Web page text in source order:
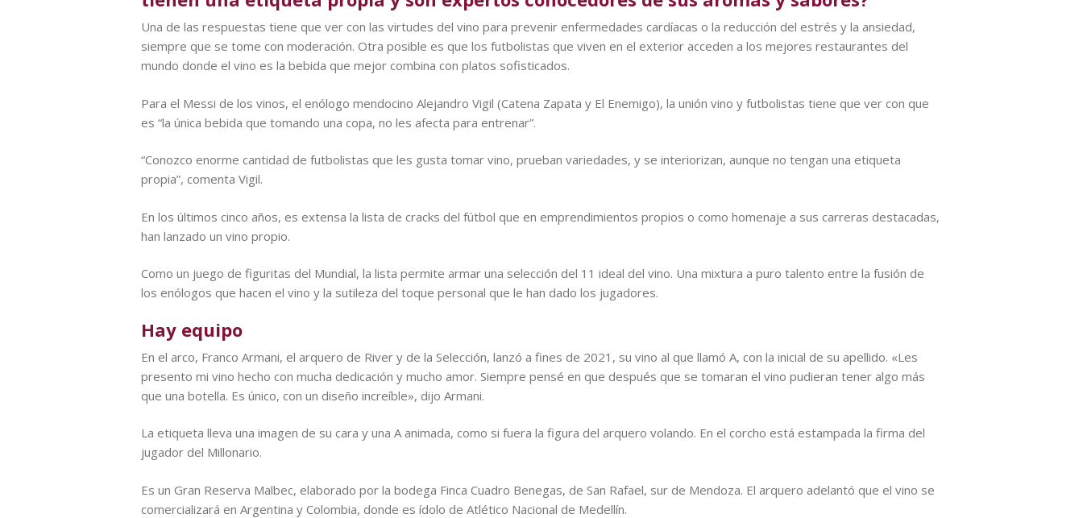
Una de las respuestas tiene que ver con las virtudes del vino para prevenir enfermedades cardíacas o la reducción del estrés y la ansiedad,
siempre que se tome con moderación. Otra posible es que los futbolistas que viven en el exterior acceden a los mejores restaurantes del
mundo donde el vino es la bebida que mejor combina con platos sofisticados.
Para el Messi de los vinos, el enólogo mendocino Alejandro Vigil (Catena Zapata y El Enemigo), la unión vino y futbolistas tiene que ver con que
es “la única bebida que tomando una copa, no les afecta para entrenar”.
“Conozco enorme cantidad de futbolistas que les gusta tomar vino, prueban variedades, y se interiorizan, aunque no tengan una etiqueta
propia”, comenta Vigil.
En los últimos cinco años, es extensa la lista de cracks del fútbol que en emprendimientos propios o como homenaje a sus carreras destacadas,
han lanzado un vino propio.
Como un juego de figuritas del Mundial, la lista permite armar una selección del 11 ideal del vino. Una mixtura a puro talento entre la fusión de
los enólogos que hacen el vino y la sutileza del toque personal que le han dado los jugadores.
Hay equipo
En el arco, Franco Armani, el arquero de River y de la Selección, lanzó a fines de 2021, su vino al que llamó A, con la inicial de su apellido. «Les
presento mi vino hecho con mucha dedicación y mucho amor. Siempre pensé en que después que se tomaran el vino pudieran tener algo más
que una botella. Es único, con un diseño increíble», dijo Armani.
La etiqueta lleva una imagen de su cara y una A animada, como si fuera la figura del arquero volando. En el corcho está estampada la firma del
jugador del Millonario.
Es un Gran Reserva Malbec, elaborado por la bodega Finca Cuadro Benegas, de San Rafael, sur de Mendoza. El arquero adelantó que el vino se
comercializará en Argentina y Colombia, donde es ídolo de Atlético Nacional de Medellín.